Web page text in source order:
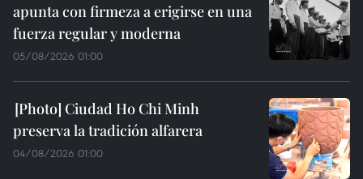
apunta con firmeza a erigirse en una
fuerza regular y moderna
05/08/2026 01:00
Ciudad Ho Chi Minh
preserva la tradición alfarera
04/08/2026 01:00